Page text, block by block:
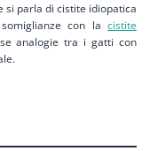
si parla di cistite idiopatica
con lacistite
analogie tra i gatti con